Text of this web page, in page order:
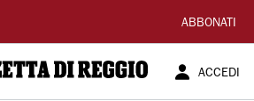
ABBONATI
ACCEDI